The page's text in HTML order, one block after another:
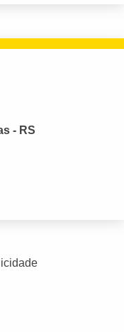
- RS